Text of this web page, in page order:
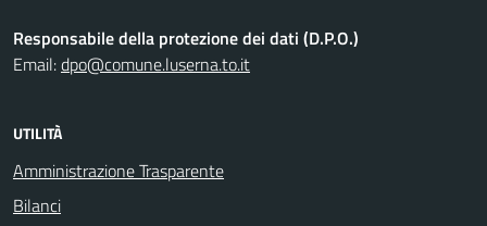
Responsabile della protezione dei dati (D.P.O.)
Email:dpo@comune.luserna.to.it
UTILITÀ
Amministrazione Trasparente
Bilanci